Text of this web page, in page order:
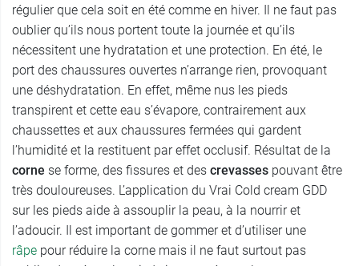
régulier que cela soit en été comme en hiver. Il ne faut pas
oublier qu’ils nous portent toute la journée et qu’ils
nécessitent une hydratation et une protection. En été, le
port des chaussures ouvertes n’arrange rien, provoquant
une déshydratation. En effet, même nus les pieds
transpirent et cette eau s’évapore, contrairement aux
chaussettes et aux chaussures fermées qui gardent
l’humidité et la restituent par effet occlusif. Résultat de la
corne se forme, des fissures et des crevasses pouvant être
très douloureuses. L’application du Vrai Cold cream GDD
sur les pieds aide à assouplir la peau, à la nourrir et
l’adoucir. Il est important de gommer et d’utiliser une
râpe pour réduire la corne mais il ne faut surtout pas